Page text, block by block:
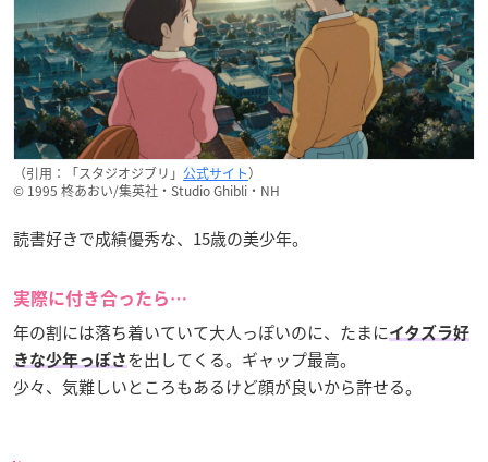
（引用：「スタジオジブリ」 公式サイト）
© 1995 柊あおい/集英社・Studio Ghibli・NH
読書好きで成績優秀な、15歳の美少年。
実際に付き合ったら…
年の割には落ち着いていて大人っぽいのに、たまにイタズラ好
きな少年っぽさ を出してくる。ギャップ最高。
少々、気難しいところもあるけど顔が良いから許せる。